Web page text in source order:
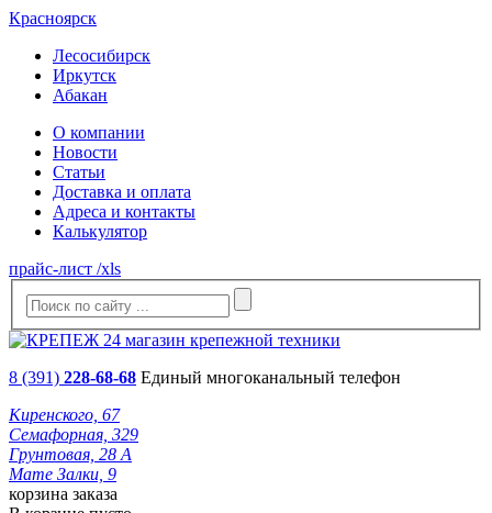
Красноярск
Лесосибирск
Иркутск
Абакан
О компании
Новости
Статьи
Доставка и оплата
Адреса и контакты
Калькулятор
прайс-лист /xls
8 (391) 228-68-68 Единый многоканальный телефон
Киренского, 67
Семафорная, 329
Грунтовая, 28 А
Мате Залки, 9
корзина заказа